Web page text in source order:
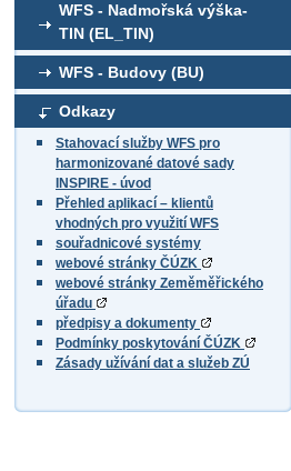
WFS - Nadmořská výška-
TIN (EL_TIN)
WFS - Budovy (BU)
Odkazy
Stahovací služby WFS pro
harmonizované datové sady
INSPIRE - úvod
Přehled aplikací – klientů
vhodných pro využití WFS
souřadnicové systémy
webové stránky ČÚZK
webové stránky Zeměměřického
úřadu
předpisy a dokumenty
Podmínky poskytování ČÚZK
Zásady užívání dat a služeb ZÚ